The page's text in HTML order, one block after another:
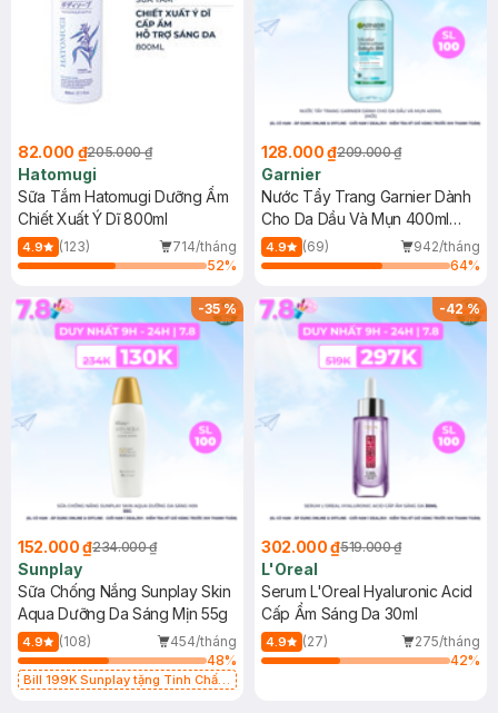
82.000 ₫205.000 ₫
Hatomugi
Sữa Tắm Hatomugi Dưỡng Ẩm
Chiết Xuất Ý Dĩ 800ml
4.9 (123)
714/tháng
52%
128.000 ₫209.000 ₫
Garnier
Nước Tẩy Trang Garnier Dành
Cho Da Dầu Và Mụn 400ml
(Mới)
4.9 (69)
942/tháng
64%
-35%
152.000 ₫234.000 ₫
Sunplay
Sữa Chống Nắng Sunplay Skin
Aqua Dưỡng Da Sáng Mịn 55g
4.9 (108)
454/tháng
48%
Bill 199K Sunplay tặng Tinh Chất
-42%
302.000 ₫519.000 ₫
L'Oreal
Serum L'Oreal Hyaluronic Acid
Cấp Ẩm Sáng Da 30ml
4.9 (27)
275/tháng
42%